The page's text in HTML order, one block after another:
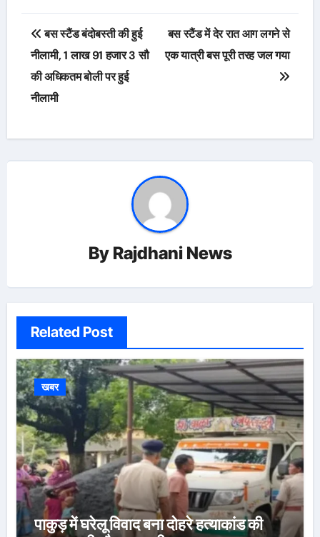
Post
navigation
बस स्टैंड बंदोबस्ती की हुई
नीलामी, 1 लाख 91 हजार 3 सौ
की अधिकतम बोली पर हुई
नीलामी
बस स्टैंड में देर रात आग लगने से
एक यात्री बस पूरी तरह जल गया
By Rajdhani News
Related Post
खबर
पाकुड़ में घरेलू विवाद बना दोहरे हत्याकांड की